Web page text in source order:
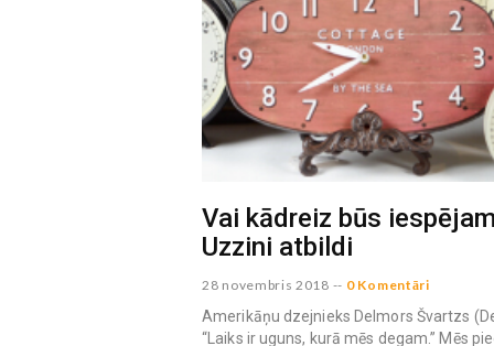
Vai kādreiz būs
Uzzini atbildi
28 novembris 2018 -- 0 Komentāri
Amerikāņu dzejnieks Delmors Švartzs
“Laiks ir uguns, kurā mēs degam.” Mēs